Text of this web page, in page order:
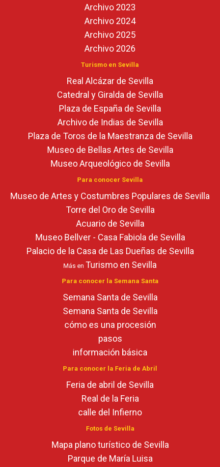
Archivo 2023
Archivo 2024
Archivo 2025
Archivo 2026
Turismo en Sevilla
Real Alcázar de Sevilla
Catedral y Giralda de Sevilla
Plaza de España de Sevilla
Archivo de Indias de Sevilla
Plaza de Toros de la Maestranza de Sevilla
Museo de Bellas Artes de Sevilla
Museo Arqueológico de Sevilla
Para conocer Sevilla
Museo de Artes y Costumbres Populares de Sevilla
Torre del Oro de Sevilla
Acuario de Sevilla
Museo Bellver - Casa Fabiola de Sevilla
Palacio de la Casa de Las Dueñas de Sevilla
Más en Turismo en Sevilla
Para conocer la Semana Santa
Semana Santa de Sevilla
Semana Santa de Sevilla
cómo es una procesión
pasos
información básica
Para conocer la Feria de Abril
Feria de abril de Sevilla
Real de la Feria
calle del Infierno
Fotos de Sevilla
Mapa plano turístico de Sevilla
Parque de María Luisa